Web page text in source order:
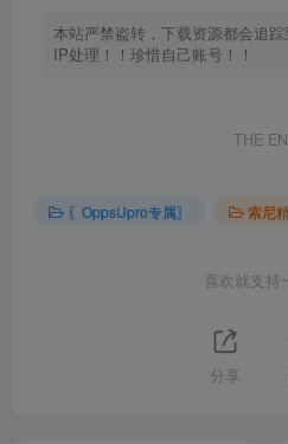
本站严禁盗转，下载资源都会追
IP处理！！珍惜自己账号！！
THE
〖OppsUpro专属〗 索尼
喜欢就支持
分享